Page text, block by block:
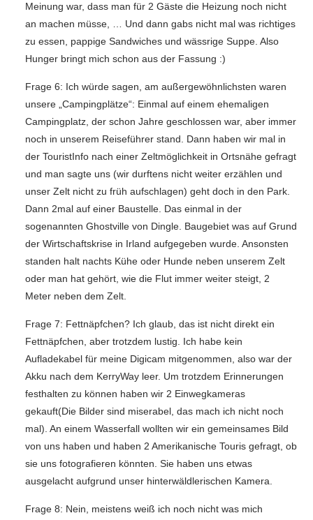
Meinung war, dass man für 2 Gäste die Heizung noch nicht
an machen müsse, … Und dann gabs nicht mal was richtiges
zu essen, pappige Sandwiches und wässrige Suppe. Also
Hunger bringt mich schon aus der Fassung :)
Frage 6: Ich würde sagen, am außergewöhnlichsten waren
unsere „Campingplätze“: Einmal auf einem ehemaligen
Campingplatz, der schon Jahre geschlossen war, aber immer
noch in unserem Reiseführer stand. Dann haben wir mal in
der TouristInfo nach einer Zeltmöglichkeit in Ortsnähe gefragt
und man sagte uns (wir durftens nicht weiter erzählen und
unser Zelt nicht zu früh aufschlagen) geht doch in den Park.
Dann 2mal auf einer Baustelle. Das einmal in der
sogenannten Ghostville von Dingle. Baugebiet was auf Grund
der Wirtschaftskrise in Irland aufgegeben wurde. Ansonsten
standen halt nachts Kühe oder Hunde neben unserem Zelt
oder man hat gehört, wie die Flut immer weiter steigt, 2
Meter neben dem Zelt.
Frage 7: Fettnäpfchen? Ich glaub, das ist nicht direkt ein
Fettnäpfchen, aber trotzdem lustig. Ich habe kein
Aufladekabel für meine Digicam mitgenommen, also war der
Akku nach dem KerryWay leer. Um trotzdem Erinnerungen
festhalten zu können haben wir 2 Einwegkameras
gekauft(Die Bilder sind miserabel, das mach ich nicht noch
mal). An einem Wasserfall wollten wir ein gemeinsames Bild
von uns haben und haben 2 Amerikanische Touris gefragt, ob
sie uns fotografieren könnten. Sie haben uns etwas
ausgelacht aufgrund unser hinterwäldlerischen Kamera.
Frage 8: Nein, meistens weiß ich noch nicht was mich